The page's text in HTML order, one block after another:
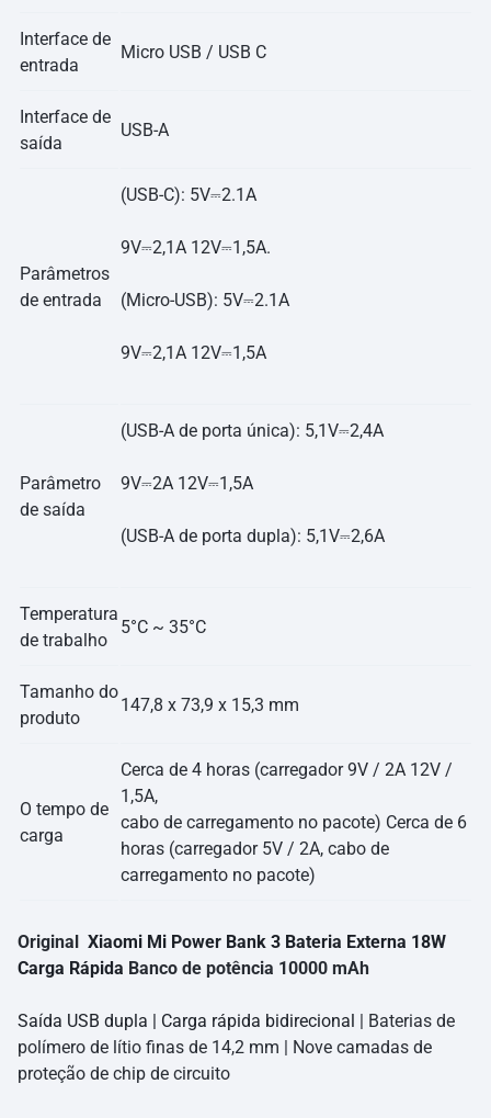
Interface de
entrada
Micro USB / USB C
Interface de
saída
USB-A
Parâmetros
de entrada
(USB-C): 5V⎓2.1A
9V⎓2,1A 12V⎓1,5A.
(Micro-USB): 5V⎓2.1A
9V⎓2,1A 12V⎓1,5A
Parâmetro
de saída
(USB-A de porta única): 5,1V⎓2,4A
9V⎓2A 12V⎓1,5A
(USB-A de porta dupla): 5,1V⎓2,6A
Temperatura
de trabalho
5°C ~ 35°C
Tamanho do
produto
147,8 x 73,9 x 15,3 mm
O tempo de
carga
Cerca de 4 horas (carregador 9V / 2A 12V /
1,5A,
cabo de carregamento no pacote) Cerca de 6
horas (carregador 5V / 2A, cabo de
carregamento no pacote)
Original Xiaomi Mi Power Bank 3 Bateria Externa 18W
Carga Rápida Banco de potência 10000 mAh
Saída USB dupla | Carga rápida bidirecional
| Baterias de
polímero de lítio finas de 14,2 mm | Nove camadas de
proteção de chip de circuito